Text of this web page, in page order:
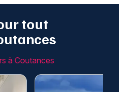
tout
à Coutances